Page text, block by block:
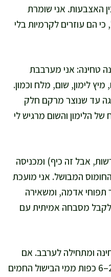
האצבעות. אני שומרת
כי הם עוזרים לקרמיות בלי
טחינה: אני מערבבת
לימון, שום, מלח וכמון.
עד שנוצר מרקם חלק
של הלימון והשום מרגיש לי
אבל זה כיף) ומכניסה
המבושל. אני מועכת
תפוחי אדמה, ומשאירה
מסבחה אמיתית עם
ומתחילה לערבב. אם
צריך, אני מוסיפה בהדרגה 2–6 כפות ממי הבישול החמים